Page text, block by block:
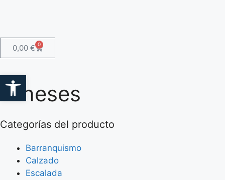
0,00 € 0
Arneses
Categorías del producto
Barranquismo
Calzado
Escalada
Abrir barra de herramientas